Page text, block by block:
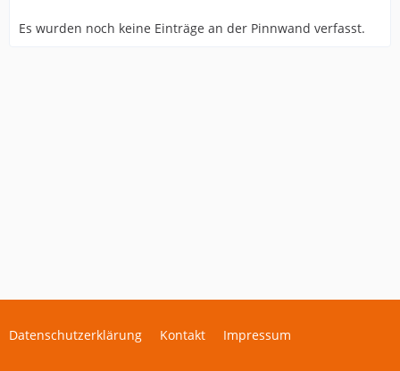
Es wurden noch keine Einträge an der Pinnwand verfasst.
Datenschutzerklärung Kontakt Impressum